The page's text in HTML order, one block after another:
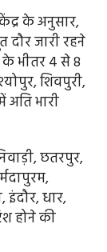
के अनुसार,
जारी रहने
के भीतर 4 से 8
शिवपुरी,
भारी
छतरपुर,
धार,
होने की